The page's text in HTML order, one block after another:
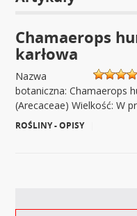
Chamaerops
karłowa
Nazwa
botaniczna: Chamaerops
(Arecaceae) Wielkość: W
ROŚLINY - OPISY